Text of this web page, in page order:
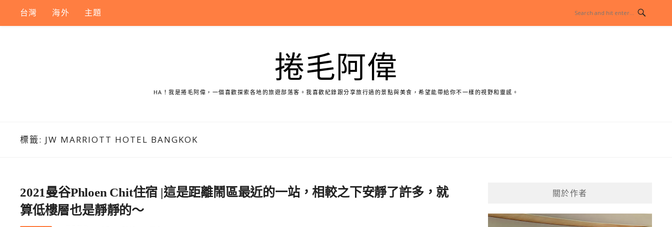
content
台灣 海外 主題
捲毛阿偉
HA！我是捲毛阿偉，一個喜歡探索各地的旅遊部落客。我喜歡紀錄跟分享旅行過的景點與美食，希望能帶給你不一樣的視野和靈感。
標籤: JW MARRIOTT HOTEL BANGKOK
2021曼谷Phloen Chit住宿 |這是距離鬧區最近的一站，相較之下安靜了許多，就
算低樓層也是靜靜的～
關於作者